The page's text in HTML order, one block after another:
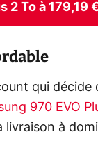
2 To à
qui décide
970 EVO
livraison à